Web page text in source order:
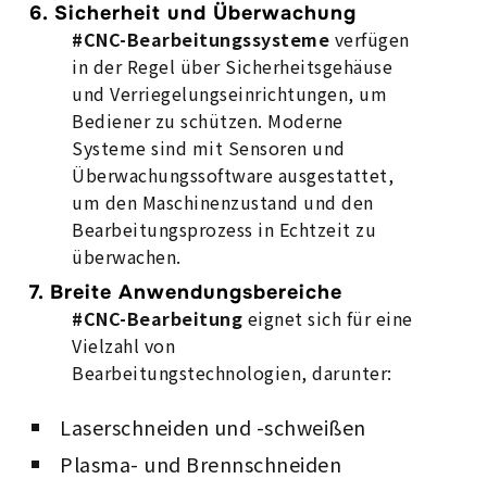
6. Sicherheit und Überwachung
#CNC-Bearbeitungssysteme verfügen
in der Regel über Sicherheitsgehäuse
und Verriegelungseinrichtungen, um
Bediener zu schützen. Moderne
Systeme sind mit Sensoren und
Überwachungssoftware ausgestattet,
um den Maschinenzustand und den
Bearbeitungsprozess in Echtzeit zu
überwachen.
7. Breite Anwendungsbereiche
#CNC-Bearbeitung eignet sich für eine
Vielzahl von
Bearbeitungstechnologien, darunter:
Laserschneiden und -schweißen
Plasma- und Brennschneiden